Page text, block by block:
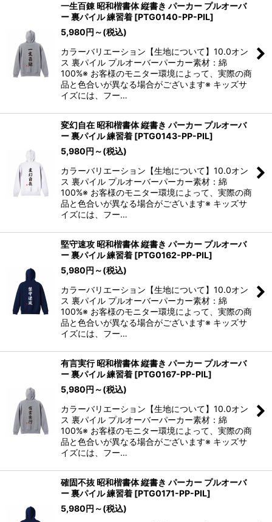
一生百錬 昭和楷書体 縦書き パーカー プルオーバ
ー 裏パイル 練習着 [PTG0140-PP-PIL]
5,980円 ～(税込)
カラーバリエーション【生地について】10.0オン
ス 裏パイル プルオーバーパーカー素材：綿
100%※ お客様のモニター環境によって、実際の商
品と色合いが異なる場合がございます※ キッズサ
イズには、フー…
変幻自在 昭和楷書体 縦書き パーカー プルオーバ
ー 裏パイル 練習着 [PTG0143-PP-PIL]
5,980円 ～(税込)
カラーバリエーション【生地について】10.0オン
ス 裏パイル プルオーバーパーカー素材：綿
100%※ お客様のモニター環境によって、実際の商
品と色合いが異なる場合がございます※ キッズサ
イズには、フー…
堅守速攻 昭和楷書体 縦書き パーカー プルオーバ
ー 裏パイル 練習着 [PTG0162-PP-PIL]
5,980円 ～(税込)
カラーバリエーション【生地について】10.0オン
ス 裏パイル プルオーバーパーカー素材：綿
100%※ お客様のモニター環境によって、実際の商
品と色合いが異なる場合がございます※ キッズサ
イズには、フー…
有言実行 昭和楷書体 縦書き パーカー プルオーバ
ー 裏パイル 練習着 [PTG0167-PP-PIL]
5,980円 ～(税込)
カラーバリエーション【生地について】10.0オン
ス 裏パイル プルオーバーパーカー素材：綿
100%※ お客様のモニター環境によって、実際の商
品と色合いが異なる場合がございます※ キッズサ
イズには、フー…
確固不抜 昭和楷書体 縦書き パーカー プルオーバ
ー 裏パイル 練習着 [PTG0171-PP-PIL]
5,980円 ～(税込)